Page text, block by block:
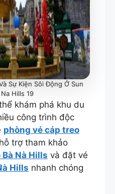
Sự Kiện Sôi Động Ở Sun
Hills 19
khám phá khu du
công trình độc
phòng vé cáp treo
trợ tham khảo
Nà Hills và đặt vé
Hills nhanh chóng